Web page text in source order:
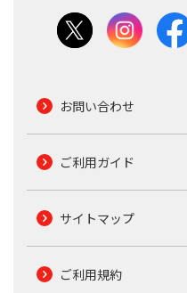
お問い合わせ
ご利用ガイド
サイトマップ
ご利用規約